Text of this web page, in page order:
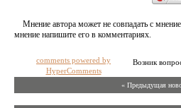
Мнение автора может не совпадать с
мнение напишите его в комментариях.
Возник
comments powered by
HyperComments
« Предыдущая